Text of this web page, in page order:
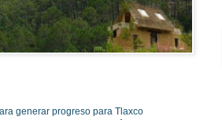
generar progreso para Tlaxco